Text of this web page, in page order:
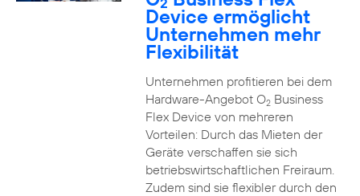
Device ermöglicht
Unternehmen mehr
Flexibilität
Unternehmen profitieren bei dem
Hardware-Angebot O2Business
Flex Device von mehreren
Vorteilen: Durch das Mieten der
Geräte verschaffen sie sich
betriebswirtschaftlichen Freiraum.
Zudem sind sie flexibler durch den